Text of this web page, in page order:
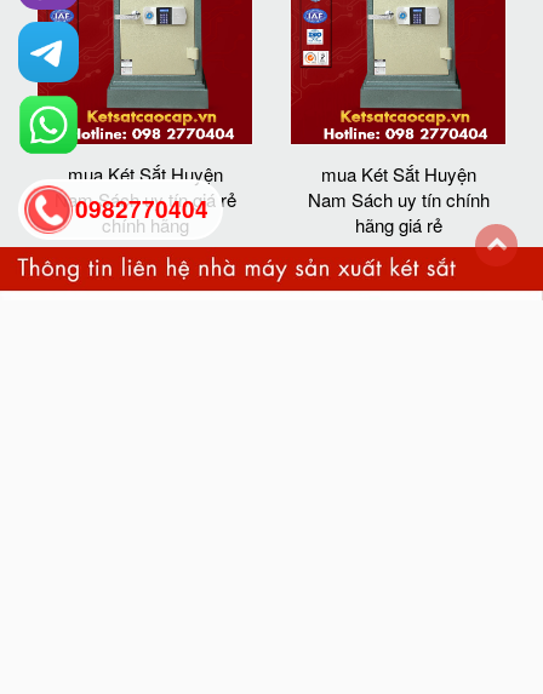
mua Két Sắt Huyện
Nam Sách uy tín giá rẻ
chính hãng
mua Két Sắt Huyện
Nam Sách uy tín chính
hãng giá rẻ
0982770404
back